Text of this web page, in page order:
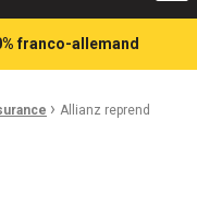
franco-allemand
› Allianz reprend